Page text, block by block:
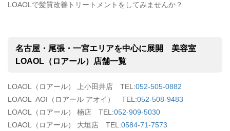
LOAOLで髪質改善トリートメントをしてみませんか？
名古屋・尾張・一宮エリアを中心に展開 美容室
LOAOL（ロアール）店舗一覧
LOAOL（ロアール） 上小田井店 TEL:052-505-0882
LOAOL AOI（ロアール アオイ） TEL:052-508-9483
LOAOL（ロアール） 楠店 TEL:052-909-5030
LOAOL（ロアール） 大垣店 TEL:0584-71-7573